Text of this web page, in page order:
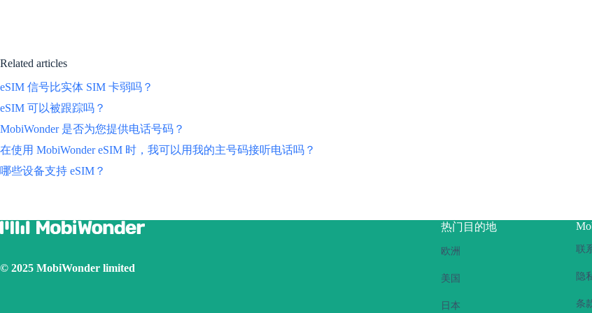
Related articles
eSIM 信号比实体 SIM 卡弱吗？
eSIM 可以被跟踪吗？
MobiWonder 是否为您提供电话号码？
在使用 MobiWonder eSIM 时，我可以用我的主号码接听电话吗？
哪些设备支持 eSIM？
© 2025 MobiWonder limited
热门目的地
欧洲
美国
日本
联
隐
条